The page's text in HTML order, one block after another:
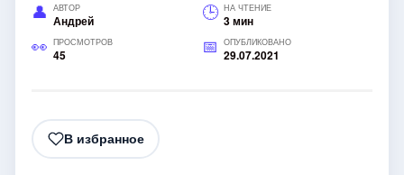
АВТОР
Андрей
НА ЧТЕНИЕ
3 мин
ПРОСМОТРОВ
45
ОПУБЛИКОВАНО
29.07.2021
В избранное